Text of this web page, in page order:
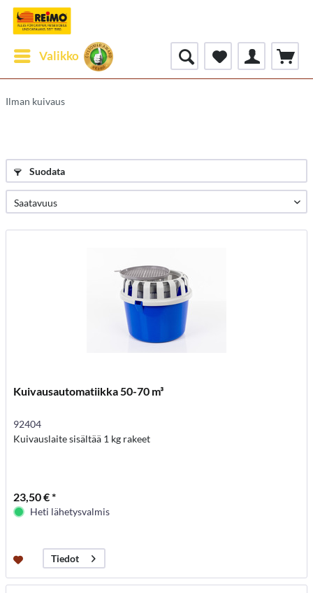
Valikko
Ilman kuivaus
Suodata
Kuivausautomatiikka 50-70 m³
92404
Kuivauslaite sisältää 1 kg rakeet
23,50 € *
Heti lähetysvalmis
Tiedot